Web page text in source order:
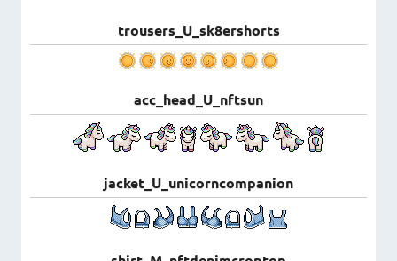
trousers_U_sk8ershorts
acc_head_U_nftsun
jacket_U_unicorncompanion